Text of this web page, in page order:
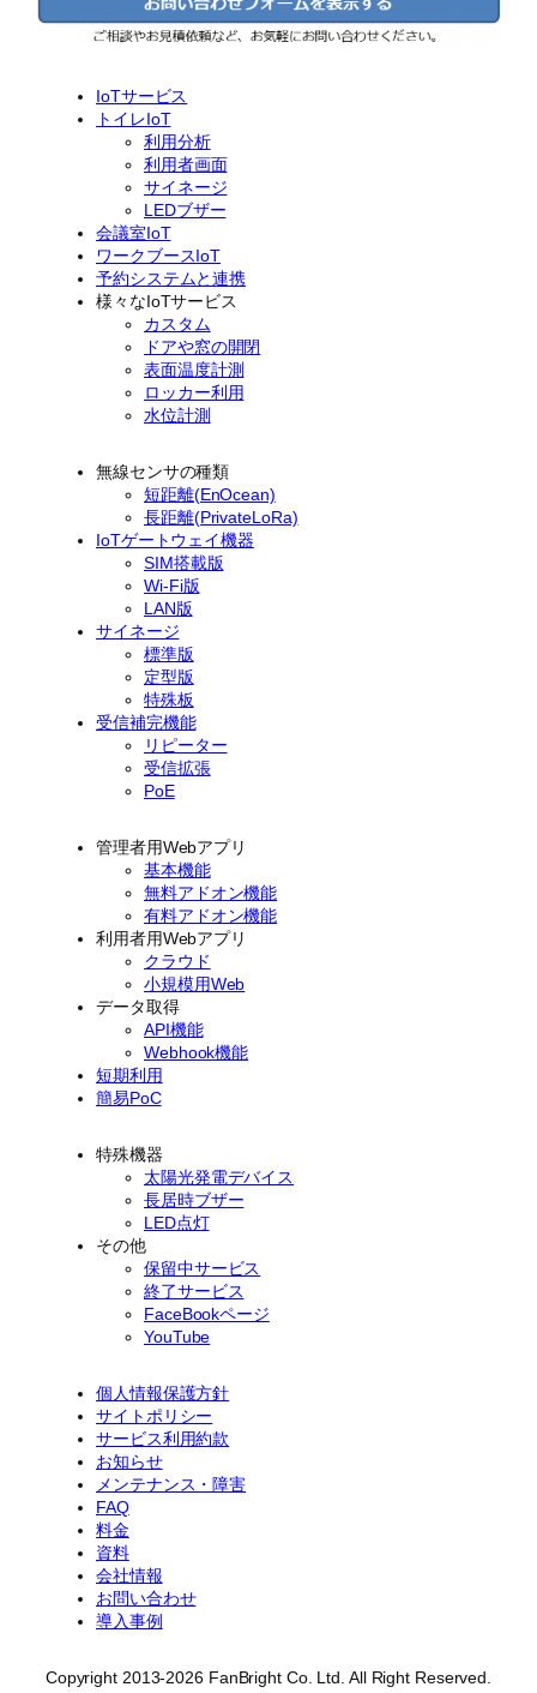
IoTサービス
トイレIoT
利用分析
利用者画面
サイネージ
LEDブザー
会議室IoT
ワークブースIoT
予約システムと連携
様々なIoTサービス
カスタム
ドアや窓の開閉
表面温度計測
ロッカー利用
水位計測
無線センサの種類
短距離(EnOcean)
長距離(PrivateLoRa)
IoTゲートウェイ機器
SIM搭載版
Wi-Fi版
LAN版
サイネージ
標準版
定型版
特殊板
受信補完機能
リピーター
受信拡張
PoE
管理者用Webアプリ
基本機能
無料アドオン機能
有料アドオン機能
利用者用Webアプリ
クラウド
小規模用Web
データ取得
API機能
Webhook機能
短期利用
簡易PoC
特殊機器
太陽光発電デバイス
長居時ブザー
LED点灯
その他
保留中サービス
終了サービス
FaceBookページ
YouTube
個人情報保護方針
サイトポリシー
サービス利用約款
お知らせ
メンテナンス・障害
FAQ
料金
資料
会社情報
お問い合わせ
導入事例
Copyright 2013-2026 FanBright Co. Ltd. All Right Reserved.